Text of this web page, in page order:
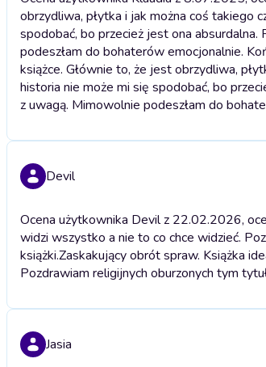
obrzydliwa, płytka i jak można coś takiego
spodobać, bo przecież jest ona absurdalna.
podeszłam do bohaterów emocjonalnie.
książce. Głównie to, że jest obrzydliwa,
historia nie może mi się spodobać, bo
z uwagą. Mimowolnie podeszłam do
Devil
Ocena użytkownika Devil z 22.02.2026,
widzi wszystko a nie to co chce widzieć.
książki.Zaskakujący obrót spraw. Książka
Pozdrawiam religijnych oburzonych tym
Jasia